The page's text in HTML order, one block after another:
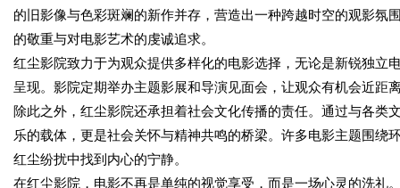
的旧影像与色彩斑斓的新作并存，营造出一种跨越时空的观影
的敬重与对电影艺术的虔诚追求。
红尘影院致力于为观众提供多样化的电影选择，无论是新锐独立
呈现。影院定期举办主题影展和导演见面会，让观众有机会近距
除此之外，红尘影院还承担着社会文化传播的责任。通过与各
乐的载体，更是社会关怀与精神共鸣的桥梁。许多电影主题围
红尘纷扰中找到内心的宁静。
在红尘影院，电影不再是单纯的视觉享受，而是一场心灵的洗礼